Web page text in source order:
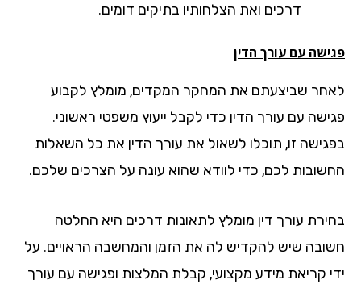
דרכים ואת הצלחותיו בתיקים דומים.
עם עורך הדין
שביצעתם את המחקר המקדים, מומלץ לקבוע
עם עורך הדין כדי לקבל ייעוץ משפטי ראשוני.
זו, תוכלו לשאול את עורך הדין את כל השאלות
לכם, כדי לוודא שהוא עונה על הצרכים שלכם.
עורך דין מומלץ לתאונות דרכים היא החלטה
שיש להקדיש לה את הזמן והמחשבה הראויים. על
קריאת מידע מקצועי, קבלת המלצות ופגישה עם עורך